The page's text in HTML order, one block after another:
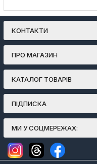
КОНТАКТИ
ПРО МАГАЗИН
КАТАЛОГ ТОВАРІВ
ПІДПИСКА
МИ У СОЦМЕРЕЖАХ: